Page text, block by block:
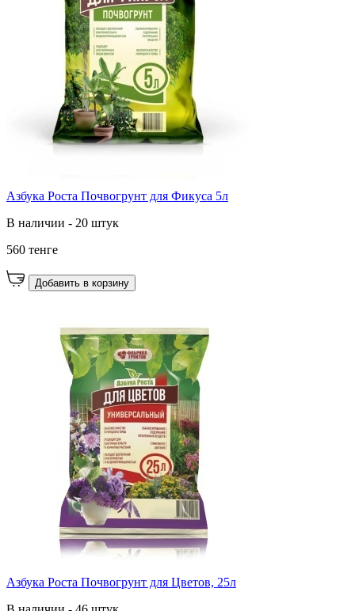
Азбука Роста Почвогрунт для Фикуса 5л
В наличии - 20 штук
560 тенге
Добавить в корзину
Азбука Роста Почвогрунт для Цветов, 25л